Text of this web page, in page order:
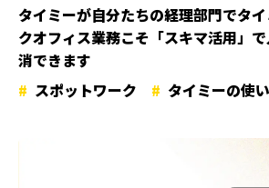
タイミーが自分たちの経理部門でタ
クオフィス業務こそ「スキマ活用」
消できます
スポットワーク
タイミーの使